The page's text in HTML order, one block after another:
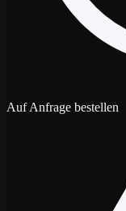
Auf Anfrage bestellen